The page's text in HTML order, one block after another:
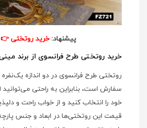
پیشنهاد: خرید روتختی👉
خرید روتختی طرح فرانسوی از برند
روتختی طرح فرانسوی در دو اندازه یک‌نفره
سفارش است، بنابراین به راحتی می‌توانید
خود را انتخاب کنید و از خواب راحت و
قیمت این روتختی‌ها در ابعاد و جنس